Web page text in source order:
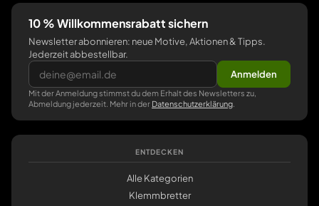
10 % Willkommensrabatt sichern
Newsletter abonnieren: neue Motive, Aktionen & Tipps.
Jederzeit abbestellbar.
Anmelden
Mit der Anmeldung stimmst du dem Erhalt des Newsletters zu,
Abmeldung jederzeit. Mehr in der Datenschutzerklärung
ENTDECKEN
Alle Kategorien
Klemmbretter